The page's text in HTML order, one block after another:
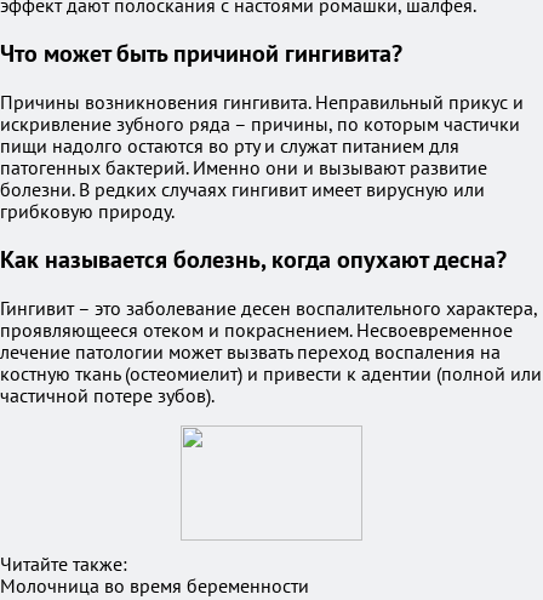
эффект дают полоскания с настоями ромашки, шалфея.
Что может быть причиной гингивита?
Причины возникновения гингивита. Неправильный прикус и
искривление зубного ряда – причины, по которым частички
пищи надолго остаются во рту и служат питанием для
патогенных бактерий. Именно они и вызывают развитие
болезни. В редких случаях гингивит имеет вирусную или
грибковую природу.
Как называется болезнь, когда опухают десна?
Гингивит – это заболевание десен воспалительного характера,
проявляющееся отеком и покраснением. Несвоевременное
лечение патологии может вызвать переход воспаления на
костную ткань (остеомиелит) и привести к адентии (полной или
частичной потере зубов).
Читайте также:
Молочница во время беременности